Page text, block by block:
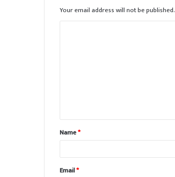
Your email address will not be published.
Name*
Email*